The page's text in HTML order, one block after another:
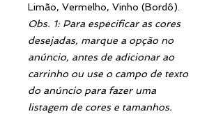
Limão, Vermelho, Vinho (Bordô).
Obs. 1: Para especificar as cores
desejadas, marque a opção no
anúncio, antes de adicionar ao
carrinho ou use o campo de texto
do anúncio para fazer uma
listagem de cores e tamanhos.